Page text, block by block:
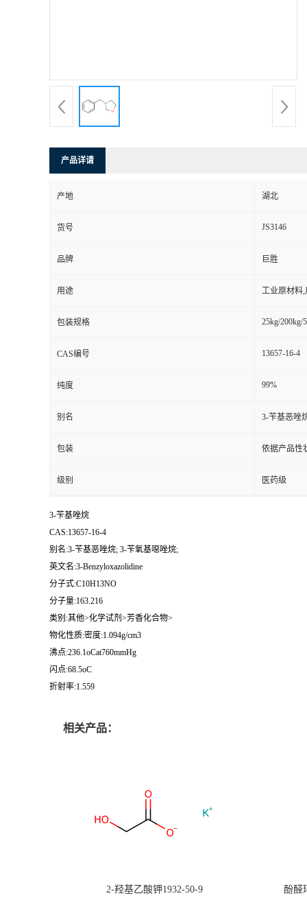
产品详请
产地 湖北
货号 JS3146
品牌 巨胜
用途 工业原材料
包装规格 25kg/200kg/
CAS编号 13657-16-4
纯度 99%
别名 3-苄基恶唑
包装 依据产品性
级别 医药级
3-苄基唑烷
CAS:13657-16-4
别名:3-苄基恶唑烷; 3-苄氧基噁唑烷;
英文名:3-Benzyloxazolidine
分子式:C10H13NO
分子量:163.216
类别:其他>化学试剂>芳香化合物>
物化性质:密度:1.094g/cm3
沸点:236.1oCat760mmHg
闪点:68.5oC
折射率:1.559
相关产品：
2-羟基乙酸钾1932-50-9 酚醛